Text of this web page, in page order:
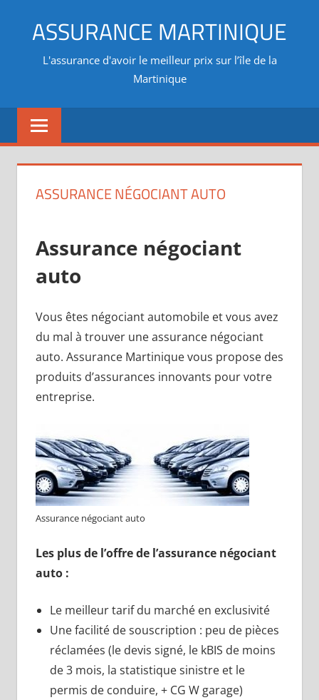
ASSURANCE MARTINIQUE
L'assurance d'avoir le meilleur prix sur l’île de la
Martinique
ASSURANCE NÉGOCIANT AUTO
Assurance négociant
auto
Vous êtes négociant automobile et vous avez
du mal à trouver une assurance négociant
auto. Assurance Martinique vous propose des
produits d’assurances innovants pour votre
entreprise.
Assurance négociant auto
Les plus de l’offre de l’assurance négociant
auto :
Le meilleur tarif du marché en exclusivité
Une facilité de souscription : peu de pièces
réclamées (le devis signé, le kBIS de moins
de 3 mois, la statistique sinistre et le
permis de conduire, + CG W garage)